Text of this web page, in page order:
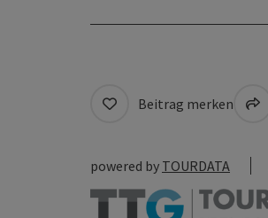
Beitrag merken
powered by TOURDATA